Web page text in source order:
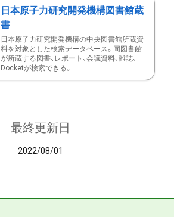
日本原子力研究開発機構図書館蔵
書
日本原子力研究開発機構の中央図書館所蔵資
料を対象とした検索データベース。同図書館
が所蔵する図書、レポート、会議資料、雑誌、
Docketが検索できる。
最終更新日
2022/08/01